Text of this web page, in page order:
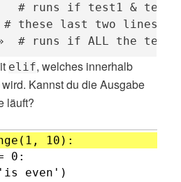
# runs if test1 &
last two lines
# runs if ALL the
elif, welches innerhalb
Kannst du die Ausgabe
läuft?